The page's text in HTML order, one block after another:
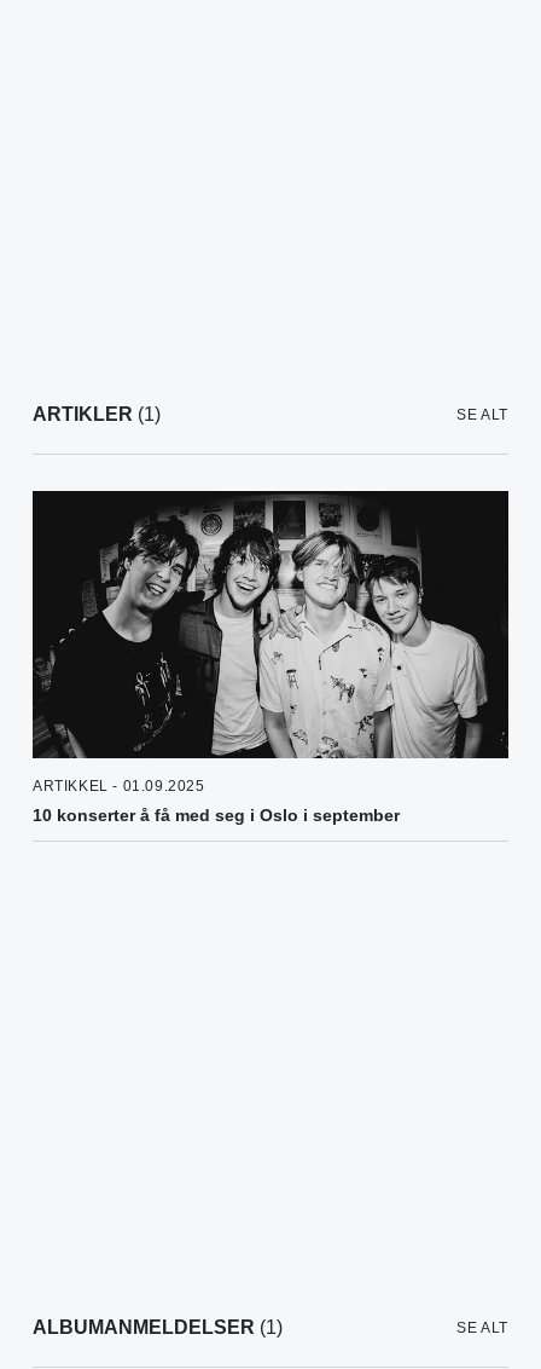
ARTIKLER (1) SE ALT
ARTIKKEL - 01.09.2025
10 konserter å få med seg i Oslo i september
ALBUMANMELDELSER (1) SE ALT